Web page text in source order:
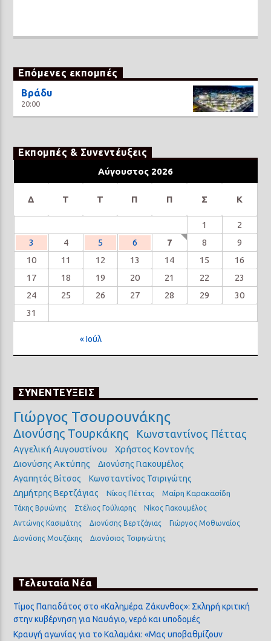
Επόμενες εκπομπές
Βράδυ
20:00
Εκπομπές & Συνεντέυξεις
Αύγουστος 2026
Δ Τ Τ Π Π Σ Κ
1
2
3
4 5 6 7 8
9
10
11 12 13 14 15
16
17
18 19 20 21 22
23
24
25 26 27 28 29
30
31
« Ιούλ
ΣΥΝΕΝΤΕΥΞΕΙΣ
Γιώργος Τσουρουνάκης
Διονύσης Τουρκάκης Κωνσταντίνος Πέττας
Αγγελική Αυγουστίνου
Χρήστος Κοντονής
Διονύσης Ακτύπης
Διονύσης Γιακουμέλος
Αγαπητός Βίτσος
Κωνσταντίνος Τσιριγώτης
Δημήτρης Βερτζάγιας
Νίκος Πέττας Μαίρη Καρακασίδη
Τάκης Βρυώνης Στέλιος Γούλιαρης
Νίκος Γιακουμέλος
Αντώνης Κασιμάτης
Διονύσης Βερτζάγιας
Γιώργος Μοθωναίος
Διονύσης Μουζάκης
Διονύσιος Τσιριγώτης
Τελευταία Νέα
Τίμος Παπαδάτος στο «Καλημέρα Ζάκυνθος»: Σκληρή κριτική
στην κυβέρνηση για Ναυάγιο, νερό και υποδομές
Κραυγή αγωνίας για το Καλαμάκι: «Μας υποβαθμίζουν